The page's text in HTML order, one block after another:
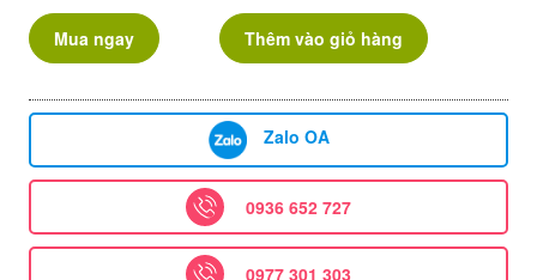
Mua ngay Thêm vào giỏ hàng
Zalo OA
0936 652 727
0977 301 303